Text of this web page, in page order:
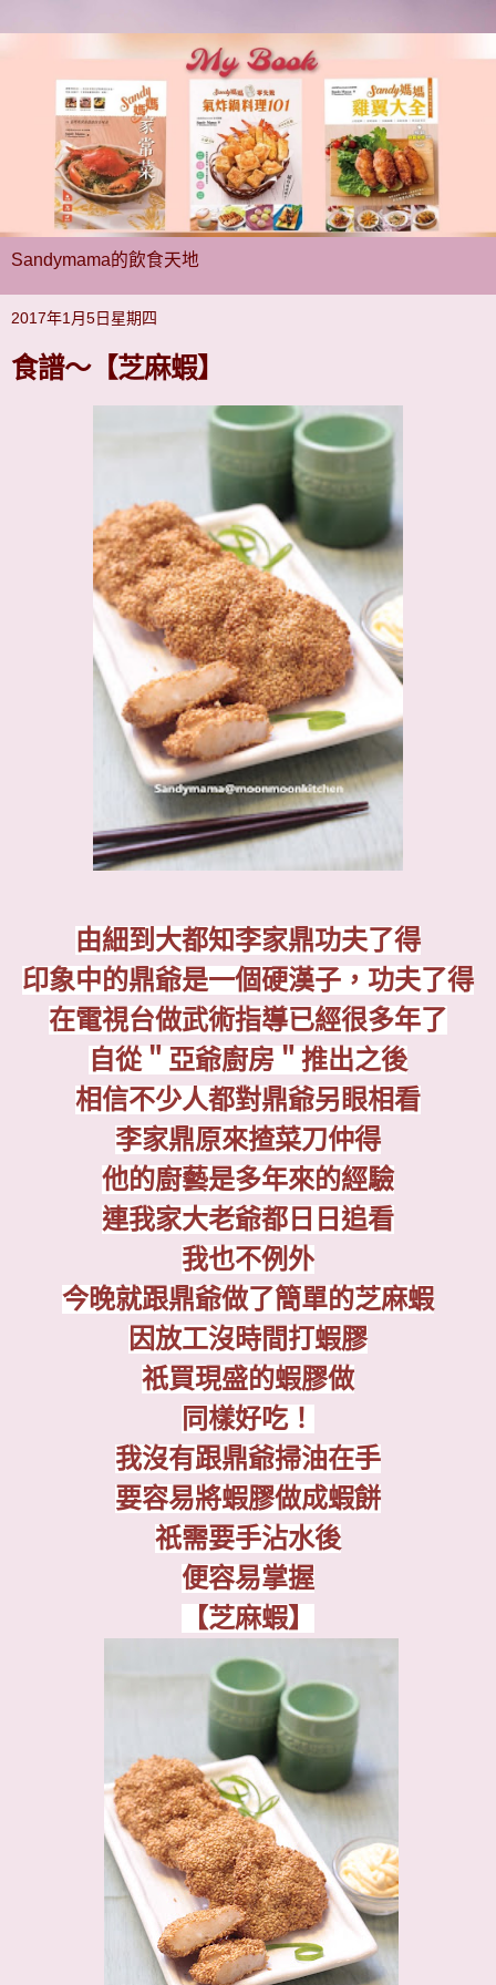
Sandymama的飲食天地
2017年1月5日星期四
食譜～【芝麻蝦】
由細到大都知李家鼎功夫了得
印象中的鼎爺是一個硬漢子，功夫了得
在電視台做武術指導已經很多年了
自從＂亞爺廚房＂推出之後
相信不少人都對鼎爺另眼相看
李家鼎原來揸菜刀仲得
他的廚藝是多年來的經驗
連我家大老爺都日日追看
我也不例外
今晚就跟鼎爺做了簡單的芝麻蝦
因放工沒時間打蝦膠
祇買現盛的蝦膠做
同樣好吃！
我沒有跟鼎爺掃油在手
要容易將蝦膠做成蝦餅
祇需要手沾水後
便容易掌握
【芝麻蝦】